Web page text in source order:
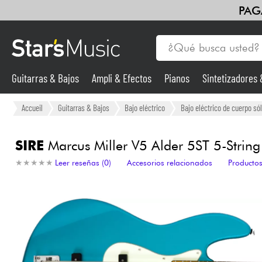
Guitarras & Bajos
Sintetizadores & samplers
Luces
Guitarras & Bajos Ampli & Efectos Pianos Sintetizadores
Accueil Guitarras & Bajos Bajo eléctrico Bajo eléctrico de cuerpo
SIRE Marcus Miller V5 Alder 5ST 5-
★ ★ ★ ★ ★
★ ★ ★ ★ ★ Leer reseñas (0) Accesorios relacionados